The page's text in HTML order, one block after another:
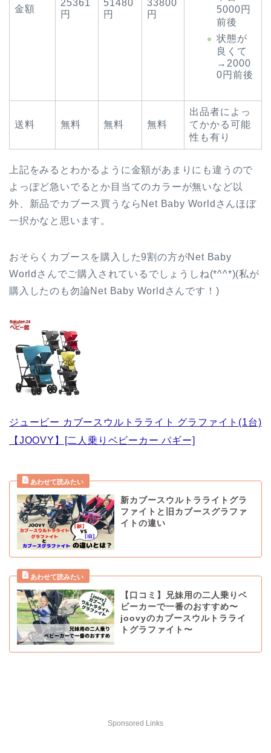
金額
25361
円
51480
円
33800
円
5000円
前後
状態が
良くて
→2000
0円前後
送料 無料 無料 無料
出品者によっ
てかかる可能
性も有り
上記をみるとわかるように金額があまりにも違うので
よっぽど急いでるとか目当てのカラーが無いなど以
外、新品でカブース買うならNet Baby Worldさんほぼ
一択かなと思います。
おそらくカブースを購入した9割の方がNet Baby
Worldさんでご購入されているでしょうしね(*^^*)(私が
購入したのも勿論Net Baby Worldさんです！)
ジュービー カブースウルトラライト グラファイト(1台)
【JOOVY】[二人乗りベビーカー バギー]
新カブースウルトラライトグラ
ファイトと旧カブースグラファ
イトの違い
【口コミ】兄妹用の二人乗りベ
ビーカーで一番のおすすめ〜
joovyのカブースウルトラライ
トグラファイト〜
Sponsored Links